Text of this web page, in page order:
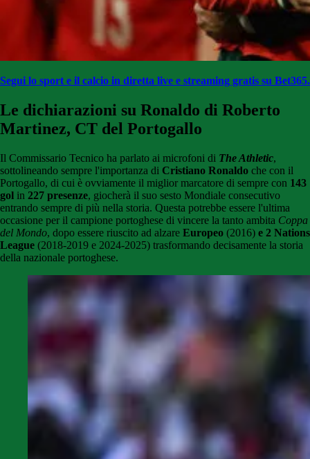
Segui lo sport e il calcio in diretta live e streaming gratis su Bet365.
Le dichiarazioni su Ronaldo di Roberto
Martinez, CT del Portogallo
Il Commissario Tecnico ha parlato ai microfoni di The Athletic,
sottolineando sempre l'importanza di Cristiano Ronaldo che con il
Portogallo, di cui è ovviamente il miglior marcatore di sempre con 143
gol in 227 presenze, giocherà il suo sesto Mondiale consecutivo
entrando sempre di più nella storia. Questa potrebbe essere l'ultima
occasione per il campione portoghese di vincere la tanto ambita Coppa
del Mondo, dopo essere riuscito ad alzare Europeo (2016) e 2 Nations
League (2018-2019 e 2024-2025) trasformando decisamente la storia
della nazionale portoghese.